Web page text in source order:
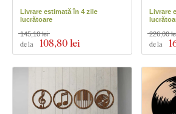
Livrare estimată în 4 zile
lucrătoare
de la 108,80 lei
145,10 lei
Livrare
de la
226,00